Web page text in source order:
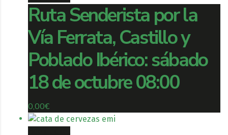
Ruta Senderista por la
Vía Ferrata, Castillo y
Poblado Ibérico: sábado
18 de octubre 08:00
0,00€